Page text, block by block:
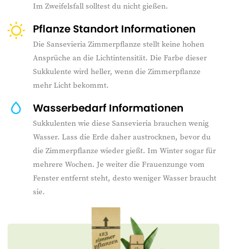
Im Zweifelsfall solltest du nicht gießen.
Pflanze Standort Informationen
Die Sansevieria Zimmerpflanze stellt keine hohen
Ansprüche an die Lichtintensität. Die Farbe dieser
Sukkulente wird heller, wenn die Zimmerpflanze
mehr Licht bekommt.
Wasserbedarf Informationen
Sukkulenten wie diese Sansevieria brauchen wenig
Wasser. Lass die Erde daher austrocknen, bevor du
die Zimmerpflanze wieder gießt. Im Winter sogar für
mehrere Wochen. Je weiter die Frauenzunge vom
Fenster entfernt steht, desto weniger Wasser braucht
sie.